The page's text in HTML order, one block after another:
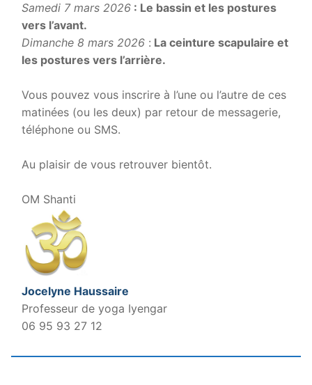
Samedi 7 mars 2026 : Le bassin et les postures
vers l’avant.
Dimanche 8 mars 2026 : La ceinture scapulaire et
les postures vers l’arrière.
Vous pouvez vous inscrire à l’une ou l’autre de ces
matinées (ou les deux) par retour de messagerie,
téléphone ou SMS.
Au plaisir de vous retrouver bientôt.
OM Shanti
Jocelyne Haussaire
Professeur de yoga Iyengar
06 95 93 27 12